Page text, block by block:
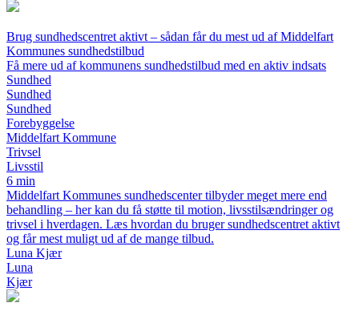
Brug sundhedscentret aktivt – sådan får du mest ud af Middelfart
Kommunes sundhedstilbud
Få mere ud af kommunens sundhedstilbud med en aktiv indsats
Sundhed
Sundhed
Sundhed
Forebyggelse
Middelfart Kommune
Trivsel
Livsstil
6 min
Middelfart Kommunes sundhedscenter tilbyder meget mere end
behandling – her kan du få støtte til motion, livsstilsændringer og
trivsel i hverdagen. Læs hvordan du bruger sundhedscentret aktivt
og får mest muligt ud af de mange tilbud.
Luna Kjær
Luna
Kjær